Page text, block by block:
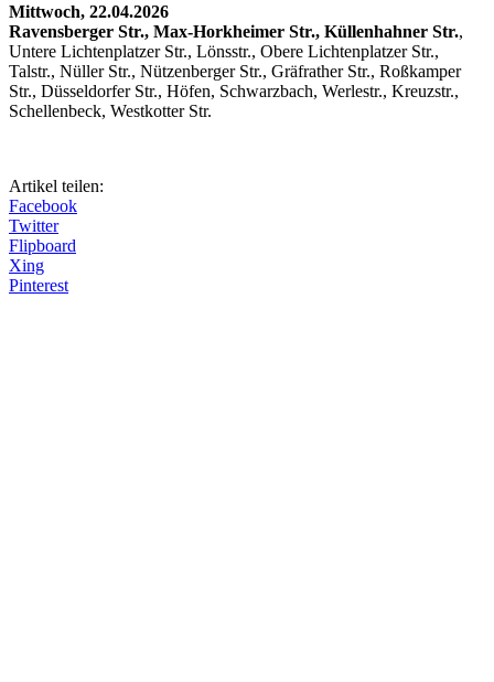
Mittwoch, 22.04.2026
Ravensberger Str., Max-Horkheimer Str., Küllenhahner Str.,
Untere Lichtenplatzer Str., Lönsstr., Obere Lichtenplatzer Str.,
Talstr., Nüller Str., Nützenberger Str., Gräfrather Str., Roßkamper
Str., Düsseldorfer Str., Höfen, Schwarzbach, Werlestr., Kreuzstr.,
Schellenbeck, Westkotter Str.
Artikel teilen:
Facebook
Twitter
Flipboard
Xing
Pinterest